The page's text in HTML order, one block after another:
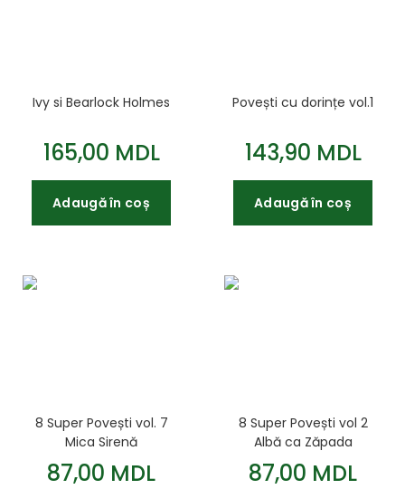
Ivy si Bearlock Holmes
165,00 MDL
Adaugă în coș
Povești cu dorințe vol.1
143,90 MDL
Adaugă în coș
8 Super Povești vol. 7
Mica Sirenă
87,00 MDL
8 Super Povești vol 2
Albă ca Zăpada
87,00 MDL